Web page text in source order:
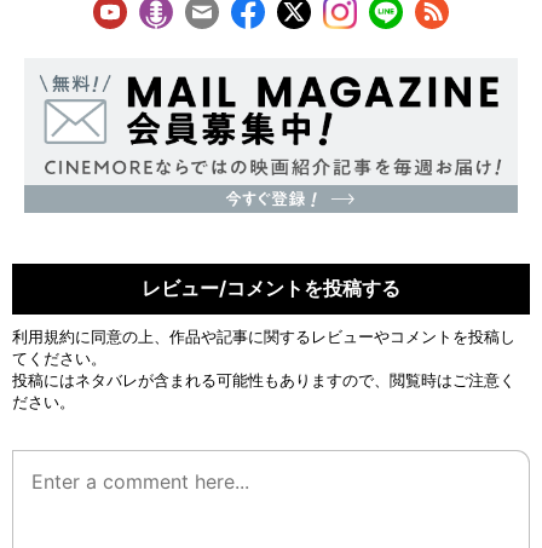
レビュー/コメントを投稿する
利用規約に同意の上、作品や記事に関するレビューやコメントを投稿し
てください。
投稿にはネタバレが含まれる可能性もありますので、閲覧時はご注意く
ださい。